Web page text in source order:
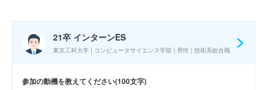
実施時期 : 2023年9月開催 / 期間 : 1日間 / コース : 1day仕事体験
参加人数 : 10人21卒 インターンES
東京工科大学 | コンピュータサイエンス学部 | 男性 | 技術系総合職
参加の動機を教えてください(100文字)